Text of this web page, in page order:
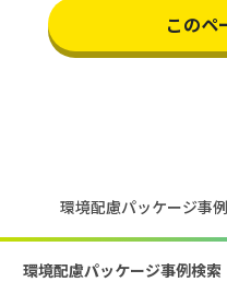
このペ
環境配慮パッケージ事
環境配慮パッケージ事例検索